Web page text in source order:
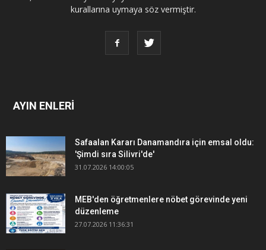
kurallarına uymaya söz vermiştir.
AYIN ENLERİ
Safaalan Kararı Danamandıra için emsal oldu:
'Şimdi sıra Silivri'de'
31.07.2026 14:00:05
MEB'den öğretmenlere nöbet görevinde yeni
düzenleme
27.07.2026 11:36:31